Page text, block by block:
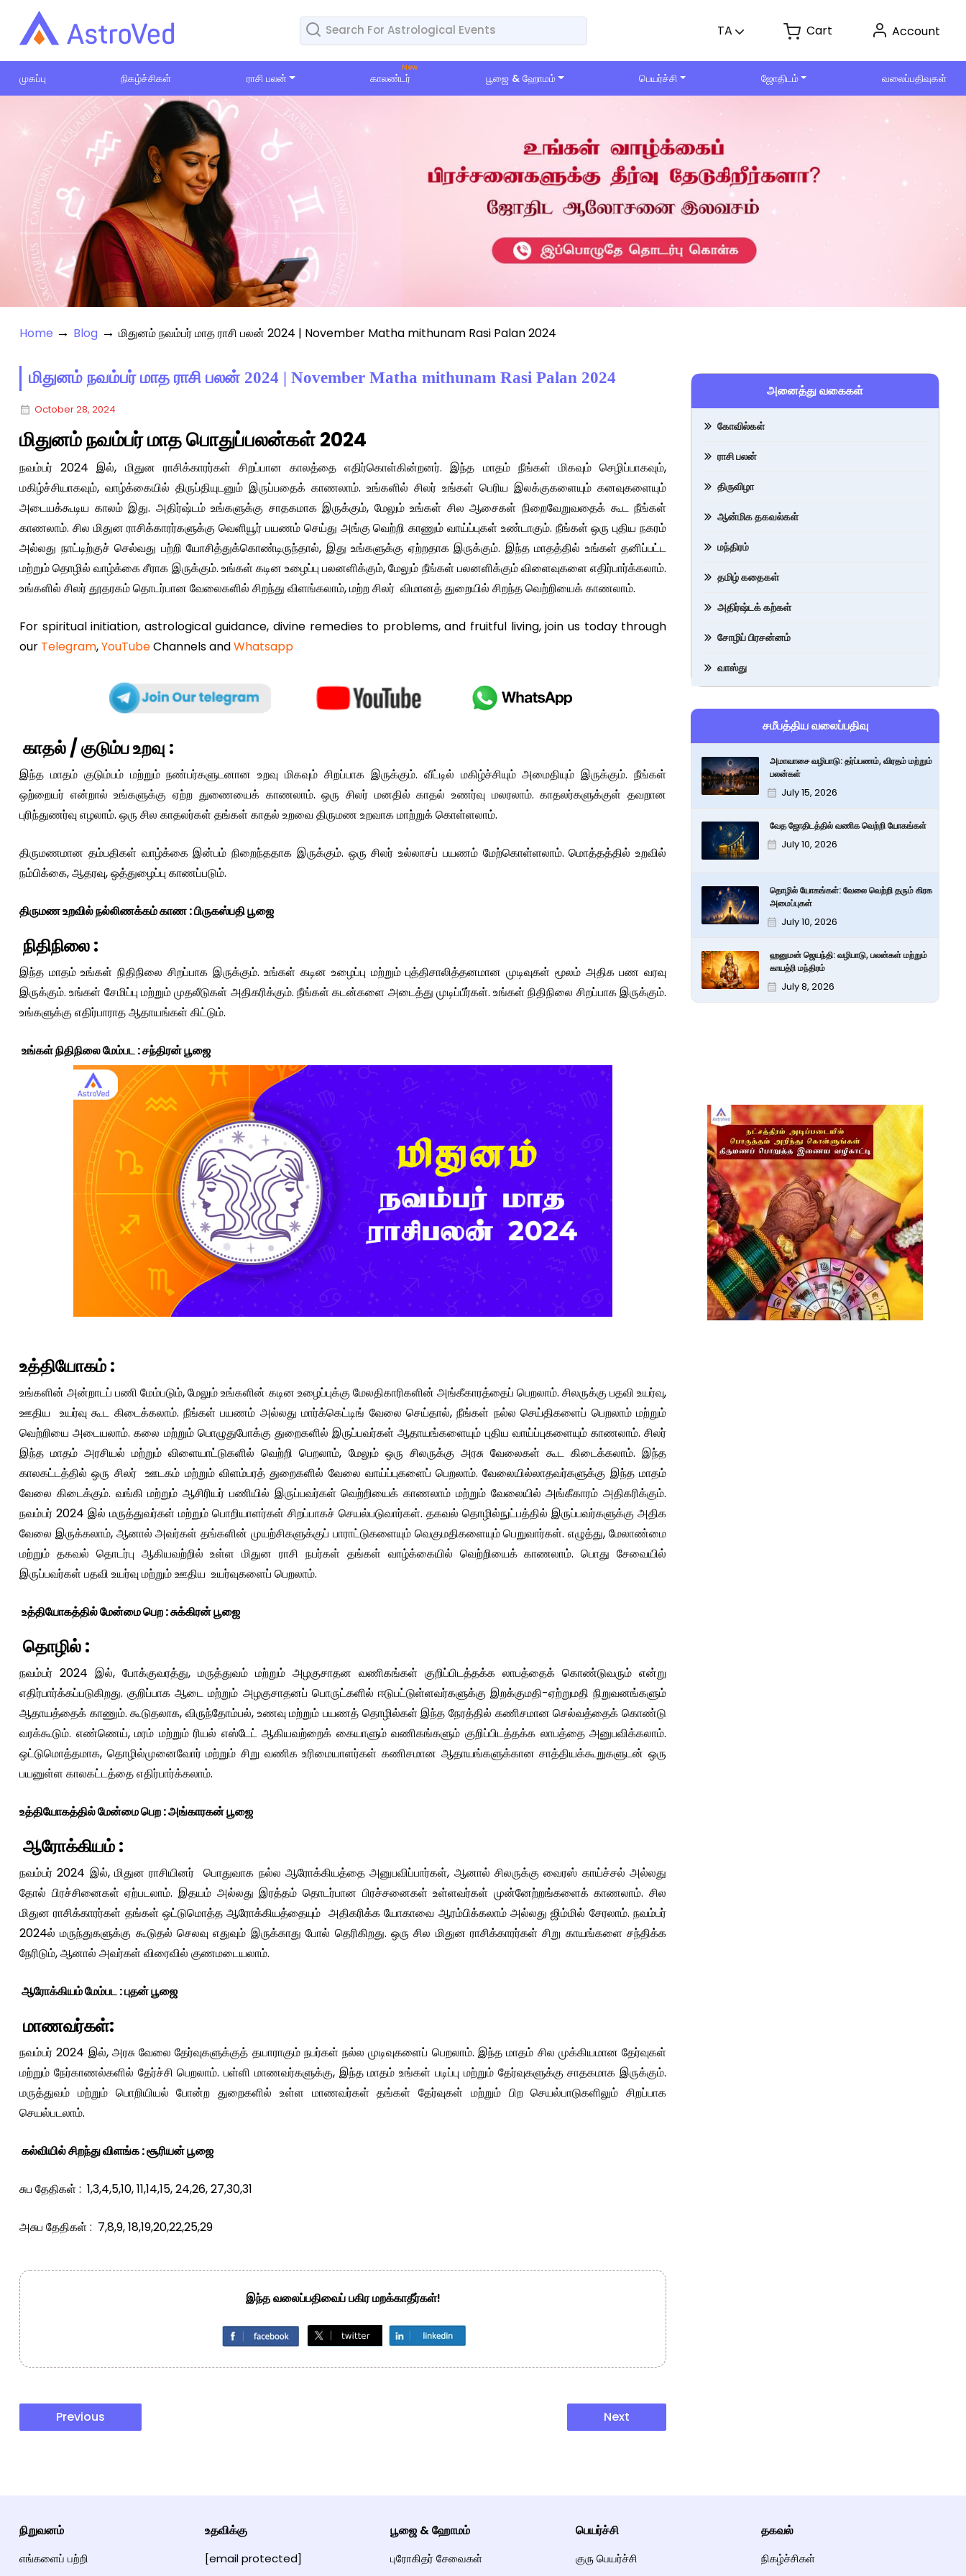
TA Cart Account
முகப்பு நிகழ்ச்சிகள் ராசி பலன் காலண்டர் பூஜை & ஹோமம் பெயர்ச்சி ஜோதிடம் வலைப்பதிவுகள்
Home → Blog → மிதுனம் நவம்பர் மாத ராசி பலன் 2024 | November Matha mithunam Rasi Palan 2024
மிதுனம் நவம்பர் மாத ராசி பலன் 2024 | November Matha mithunam Rasi Palan 2024
October 28, 2024
மிதுனம் நவம்பர் மாத பொதுப்பலன்கள் 2024
நவம்பர் 2024 இல், மிதுன ராசிக்காரர்கள் சிறப்பான காலத்தை எதிர்கொள்கின்றனர். இந்த மாதம் நீங்கள் மிகவும் செழிப்பாகவும்,
மகிழ்ச்சியாகவும், வாழ்க்கையில் திருப்தியுடனும் இருப்பதைக் காணலாம். உங்களில் சிலர் உங்கள் பெரிய இலக்குகளையும் கனவுகளையும்
அடையக்கூடிய காலம் இது. அதிர்ஷ்டம் உங்களுக்கு சாதகமாக இருக்கும், மேலும் உங்கள் சில ஆசைகள் நிறைவேறுவதைக் கூட நீங்கள்
காணலாம். சில மிதுன ராசிக்காரர்களுக்கு வெளியூர் பயணம் செய்து அங்கு வெற்றி காணும் வாய்ப்புகள் உண்டாகும். நீங்கள் ஒரு புதிய நகரம்
அல்லது நாட்டிற்குச் செல்வது பற்றி யோசித்துக்கொண்டிருந்தால், இது உங்களுக்கு ஏற்றதாக இருக்கும். இந்த மாதத்தில் உங்கள் தனிப்பட்ட
மற்றும் தொழில் வாழ்க்கை சீராக இருக்கும். உங்கள் கடின உழைப்பு பலனளிக்கும், மேலும் நீங்கள் பலனளிக்கும் விளைவுகளை எதிர்பார்க்கலாம்.
உங்களில் சிலர் தூதரகம் தொடர்பான வேலைகளில் சிறந்து விளங்கலாம், மற்ற சிலர் விமானத் துறையில் சிறந்த வெற்றியைக் காணலாம்.
For spiritual initiation, astrological guidance, divine remedies to problems, and fruitful living, join us today through
our Telegram,YouTubeChannels andWhatsapp
காதல் / குடும்ப உறவு :
இந்த மாதம் குடும்பம் மற்றும் நண்பர்களுடனான உறவு மிகவும் சிறப்பாக இருக்கும். வீட்டில் மகிழ்ச்சியும் அமைதியும் இருக்கும். நீங்கள்
ஒற்றையர் என்றால் உங்களுக்கு ஏற்ற துணையைக் காணலாம். ஒரு சிலர் மனதில் காதல் உணர்வு மலரலாம். காதலர்களுக்குள் தவறான
புரிந்துணர்வு எழலாம். ஒரு சில காதலர்கள் தங்கள் காதல் உறவை திருமண உறவாக மாற்றுக் கொள்ளலாம்.
திருமணமான தம்பதிகள் வாழ்க்கை இன்பம் நிறைந்ததாக இருக்கும். ஒரு சிலர் உல்லாசப் பயணம் மேற்கொள்ளலாம். மொத்தத்தில் உறவில்
நம்பிக்கை, ஆதரவு, ஒத்துழைப்பு காணப்படும்.
திருமண உறவில் நல்லிணக்கம் காண : பிருகஸ்பதி பூஜை
நிதிநிலை :
இந்த மாதம் உங்கள் நிதிநிலை சிறப்பாக இருக்கும். உங்கள் கடின உழைப்பு மற்றும் புத்திசாலித்தனமான முடிவுகள் மூலம் அதிக பண வரவு
இருக்கும். உங்கள் சேமிப்பு மற்றும் முதலீடுகள் அதிகரிக்கும். நீங்கள் கடன்களை அடைத்து முடிப்பீர்கள். உங்கள் நிதிநிலை சிறப்பாக இருக்கும்.
உங்களுக்கு எதிர்பாராத ஆதாயங்கள் கிட்டும்.
உங்கள் நிதிநிலை மேம்பட : சந்திரன் பூஜை
உத்தியோகம் :
உங்களின் அன்றாடப் பணி மேம்படும், மேலும் உங்களின் கடின உழைப்புக்கு மேலதிகாரிகளின் அங்கீகாரத்தைப் பெறலாம். சிலருக்கு பதவி உயர்வு,
ஊதிய உயர்வு கூட கிடைக்கலாம். நீங்கள் பயணம் அல்லது மார்க்கெட்டிங் வேலை செய்தால், நீங்கள் நல்ல செய்திகளைப் பெறலாம் மற்றும்
வெற்றியை அடையலாம். கலை மற்றும் பொழுதுபோக்கு துறைகளில் இருப்பவர்கள் ஆதாயங்களையும் புதிய வாய்ப்புகளையும் காணலாம். சிலர்
இந்த மாதம் அரசியல் மற்றும் விளையாட்டுகளில் வெற்றி பெறலாம், மேலும் ஒரு சிலருக்கு அரசு வேலைகள் கூட கிடைக்கலாம். இந்த
காலகட்டத்தில் ஒரு சிலர் ஊடகம் மற்றும் விளம்பரத் துறைகளில் வேலை வாய்ப்புகளைப் பெறலாம். வேலையில்லாதவர்களுக்கு இந்த மாதம்
வேலை கிடைக்கும். வங்கி மற்றும் ஆசிரியர் பணியில் இருப்பவர்கள் வெற்றியைக் காணலாம் மற்றும் வேலையில் அங்கீகாரம் அதிகரிக்கும்.
நவம்பர் 2024 இல் மருத்துவர்கள் மற்றும் பொறியாளர்கள் சிறப்பாகச் செயல்படுவார்கள். தகவல் தொழில்நுட்பத்தில் இருப்பவர்களுக்கு அதிக
வேலை இருக்கலாம், ஆனால் அவர்கள் தங்களின் முயற்சிகளுக்குப் பாராட்டுகளையும் வெகுமதிகளையும் பெறுவார்கள். எழுத்து, மேலாண்மை
மற்றும் தகவல் தொடர்பு ஆகியவற்றில் உள்ள மிதுன ராசி நபர்கள் தங்கள் வாழ்க்கையில் வெற்றியைக் காணலாம். பொது சேவையில்
இருப்பவர்கள் பதவி உயர்வு மற்றும் ஊதிய உயர்வுகளைப் பெறலாம்.
உத்தியோகத்தில் மேன்மை பெற : சுக்கிரன் பூஜை
தொழில் :
நவம்பர் 2024 இல், போக்குவரத்து, மருத்துவம் மற்றும் அழகுசாதன வணிகங்கள் குறிப்பிடத்தக்க லாபத்தைக் கொண்டுவரும் என்று
எதிர்பார்க்கப்படுகிறது. குறிப்பாக ஆடை மற்றும் அழகுசாதனப் பொருட்களில் ஈடுபட்டுள்ளவர்களுக்கு இறக்குமதி-ஏற்றுமதி நிறுவனங்களும்
ஆதாயத்தைக் காணும். கூடுதலாக, விருந்தோம்பல், உணவு மற்றும் பயணத் தொழில்கள் இந்த நேரத்தில் கணிசமான செல்வத்தைக் கொண்டு
வரக்கூடும். எண்ணெய், மரம் மற்றும் ரியல் எஸ்டேட் ஆகியவற்றைக் கையாளும் வணிகங்களும் குறிப்பிடத்தக்க லாபத்தை அனுபவிக்கலாம்.
ஒட்டுமொத்தமாக, தொழில்முனைவோர் மற்றும் சிறு வணிக உரிமையாளர்கள் கணிசமான ஆதாயங்களுக்கான சாத்தியக்கூறுகளுடன் ஒரு
பயனுள்ள காலகட்டத்தை எதிர்பார்க்கலாம்.
உத்தியோகத்தில் மேன்மை பெற : அங்காரகன் பூஜை
ஆரோக்கியம் :
நவம்பர் 2024 இல், மிதுன ராசியினர் பொதுவாக நல்ல ஆரோக்கியத்தை அனுபவிப்பார்கள், ஆனால் சிலருக்கு வைரஸ் காய்ச்சல் அல்லது
தோல் பிரச்சினைகள் ஏற்படலாம். இதயம் அல்லது இரத்தம் தொடர்பான பிரச்சனைகள் உள்ளவர்கள் முன்னேற்றங்களைக் காணலாம். சில
மிதுன ராசிக்காரர்கள் தங்கள் ஒட்டுமொத்த ஆரோக்கியத்தையும் அதிகரிக்க யோகாவை ஆரம்பிக்கலாம் அல்லது ஜிம்மில் சேரலாம். நவம்பர்
2024ல் மருந்துகளுக்கு கூடுதல் செலவு எதுவும் இருக்காது போல் தெரிகிறது. ஒரு சில மிதுன ராசிக்காரர்கள் சிறு காயங்களை சந்திக்க
நேரிடும், ஆனால் அவர்கள் விரைவில் குணமடையலாம்.
ஆரோக்கியம் மேம்பட : புதன் பூஜை
மாணவர்கள்:
நவம்பர் 2024 இல், அரசு வேலை தேர்வுகளுக்குத் தயாராகும் நபர்கள் நல்ல முடிவுகளைப் பெறலாம். இந்த மாதம் சில முக்கியமான தேர்வுகள்
மற்றும் நேர்காணல்களில் தேர்ச்சி பெறலாம். பள்ளி மாணவர்களுக்கு, இந்த மாதம் உங்கள் படிப்பு மற்றும் தேர்வுகளுக்கு சாதகமாக இருக்கும்.
மருத்துவம் மற்றும் பொறியியல் போன்ற துறைகளில் உள்ள மாணவர்கள் தங்கள் தேர்வுகள் மற்றும் பிற செயல்பாடுகளிலும் சிறப்பாக
செயல்படலாம்.
கல்வியில் சிறந்து விளங்க : சூரியன் பூஜை
சுப தேதிகள் : 1,3,4,5,10, 11,14,15, 24,26, 27,30,31
அசுப தேதிகள் : 7,8,9, 18,19,20,22,25,29
இந்த வலைப்பதிவைப் பகிர மறக்காதீர்கள்!
Previous Next
அனைத்து வகைகள்
கோவில்கள்
ராசி பலன்
திருவிழா
ஆன்மிக தகவல்கள்
மந்திரம்
தமிழ் கதைகள்
அதிர்ஷ்டக் கற்கள்
சோழிப் பிரசன்னம்
வாஸ்து
சமீபத்திய வலைப்பதிவு
அமாவாசை வழிபாடு: தர்ப்பணம், விரதம் மற்றும்
பலன்கள்
July 15, 2026
வேத ஜோதிடத்தில் வணிக வெற்றி யோகங்கள்
July 10, 2026
தொழில் யோகங்கள்: வேலை வெற்றி தரும் கிரக
அமைப்புகள்
July 10, 2026
ஹனுமன் ஜெயந்தி: வழிபாடு, பலன்கள் மற்றும்
காயத்ரி மந்திரம்
July 8, 2026
நிறுவனம்
எங்களைப் பற்றி
உதவிக்கு
[email protected]
பூஜை & ஹோமம்
புரோகிதர் சேவைகள்
பெயர்ச்சி
குரு பெயர்ச்சி
தகவல்
நிகழ்ச்சிகள்